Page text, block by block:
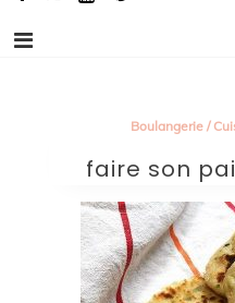
Boulangerie /
faire son